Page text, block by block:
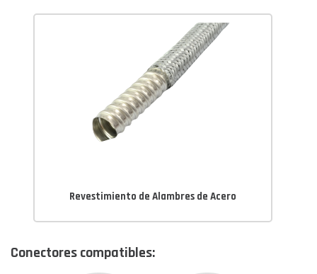
Revestimiento de Alambres de Acero
Conectores compatibles: